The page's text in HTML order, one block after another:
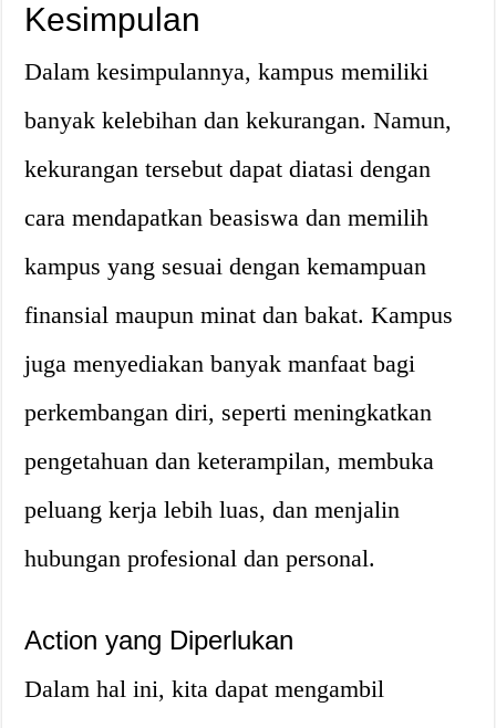
Kesimpulan
Dalam kesimpulannya, kampus memiliki
banyak kelebihan dan kekurangan. Namun,
kekurangan tersebut dapat diatasi dengan
cara mendapatkan beasiswa dan memilih
kampus yang sesuai dengan kemampuan
finansial maupun minat dan bakat. Kampus
juga menyediakan banyak manfaat bagi
perkembangan diri, seperti meningkatkan
pengetahuan dan keterampilan, membuka
peluang kerja lebih luas, dan menjalin
hubungan profesional dan personal.
Action yang Diperlukan
Dalam hal ini, kita dapat mengambil